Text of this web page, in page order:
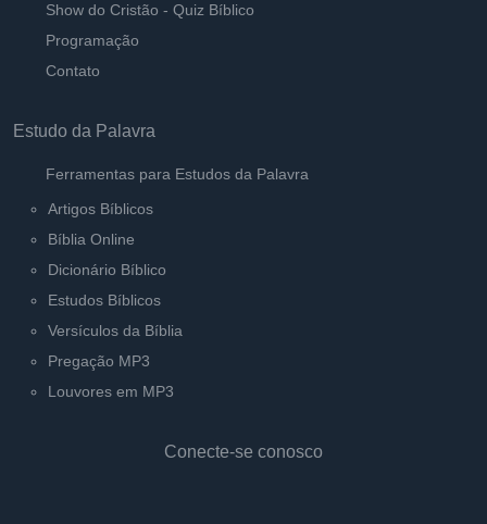
Show do Cristão - Quiz Bíblico
Programação
Contato
Estudo da Palavra
Ferramentas para Estudos da Palavra
Artigos Bíblicos
Bíblia Online
Dicionário Bíblico
Estudos Bíblicos
Versículos da Bíblia
Pregação MP3
Louvores em MP3
Conecte-se conosco